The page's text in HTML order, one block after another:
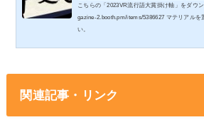
こちらの「2023VR流行語大賞掛け軸」をダウ
gazine-2.booth.pm/items/5386627 マテリアル
い。
関連記事・リンク